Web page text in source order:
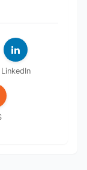
LinkedIn